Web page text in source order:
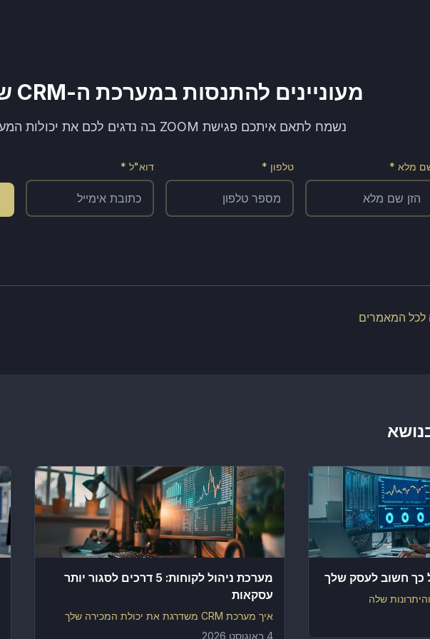
מעוניינים להתנסות במערכת ה-CRM שלנו?
נשמח לתאם איתכם פגישת ZOOM בה נדגים לכם את יכולות המערכת!
מלא * טלפון * דוא"ל *
לכל המאמרים
מערכת ניהול לקוחות: 5 דרכים לסגור יותר
עסקאות
איך מערכת CRM משדרגת את יכולת המכירה שלך
4 באוגוסט 2026